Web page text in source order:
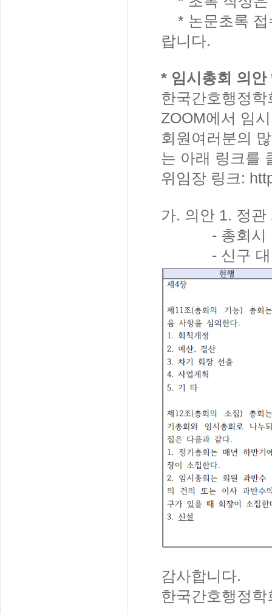
* 논문초록 접
랍니다.
* 임시총회 의안
한국간호행정
ZOOM에서 임
회원여러분의
는 아래 링크를
위임장 링크:
가. 의안 1. 정관
- 총회시 전
- 신구 대
감사합니다.
한국간호행정학